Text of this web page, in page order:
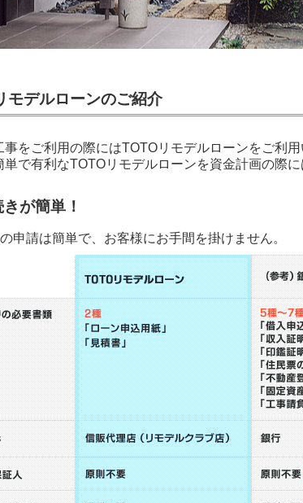
モデルローンのご紹介
事をご利用の際にはTOTOリモデルローンをご利用
単で有利なTOTOリモデルローンを資金計画の際に
が簡単！
申請は簡単で、お客様にお手間を掛けません。